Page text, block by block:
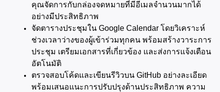
คุณจัดการกับกล่องจดหมายที่มีอีเมลจำนวนมากได้
อย่างมีประสิทธิภาพ
จัดตารางประชุมใน Google Calendar โดยวิเคราะห์
ช่วงเวลาว่างของผู้เข้าร่วมทุกคน พร้อมสร้างวาระการ
ประชุม เตรียมเอกสารที่เกี่ยวข้อง และส่งการแจ้งเตือน
อัตโนมัติ
ตรวจสอบโค้ดและเขียนรีวิวบน GitHub อย่างละเอียด
พร้อมเสนอแนะการปรับปรุงด้านประสิทธิภาพ ความ